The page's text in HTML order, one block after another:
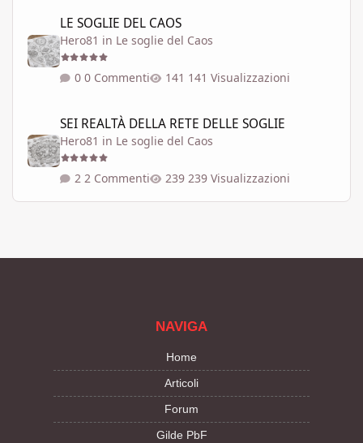
LE SOGLIE DEL CAOS
Hero81 in Le soglie del Caos
0 Commenti 141 Visualizzazioni
SEI REALTÀ DELLA RETE DELLE SOGLIE
Hero81 in Le soglie del Caos
2 Commenti 239 Visualizzazioni
NAVIGA
Home
Articoli
Forum
Gilde PbF